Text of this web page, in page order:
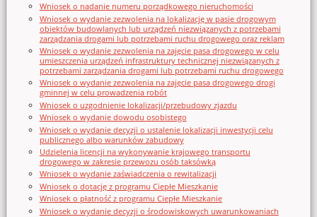
Wniosek o nadanie numeru porządkowego nieruchomości
Wniosek o wydanie zezwolenia na lokalizację w pasie drogowym
obiektów budowlanych lub urządzeń niezwiązanych z potrzebami
zarządzania drogami lub potrzebami ruchu drogowego oraz reklam
Wniosek o wydanie zezwolenia na zajęcie pasa drogowego w celu
umieszczenia urządzeń infrastruktury technicznej niezwiązanych z
potrzebami zarządzania drogami lub potrzebami ruchu drogowego
Wniosek o wydanie zezwolenia na zajęcie pasa drogowego drogi
gminnej w celu prowadzenia robót
Wniosek o uzgodnienie lokalizacji/przebudowy zjazdu
Wniosek o wydanie dowodu osobistego
Wniosek o wydanie decyzji o ustalenie lokalizacji inwestycji celu
publicznego albo warunków zabudowy
Udzielenia licencji na wykonywanie krajowego transportu
drogowego w zakresie przewozu osób taksówką
Wniosek o wydanie zaświadczenia o rewitalizacji
Wniosek o dotację z programu Ciepłe Mieszkanie
Wniosek o płatność z programu Ciepłe Mieszkanie
Wniosek o wydanie decyzji o środowiskowych uwarunkowaniach